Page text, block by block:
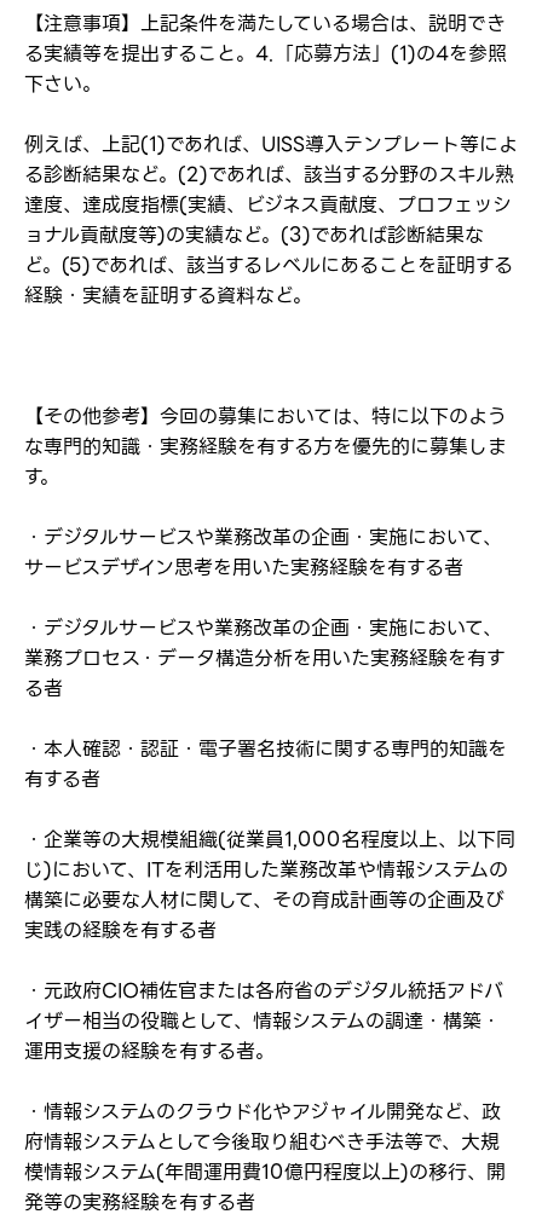
【注意事項】上記条件を満たしている場合は、説明でき
る実績等を提出すること。4.「応募方法」(1)の4を参照
下さい。
例えば、上記(1)であれば、UISS導入テンプレート等によ
る診断結果など。(2)であれば、該当する分野のスキル熟
達度、達成度指標(実績、ビジネス貢献度、プロフェッシ
ョナル貢献度等)の実績など。(3)であれば診断結果な
ど。(5)であれば、該当するレベルにあることを証明する
経験・実績を証明する資料など。
【その他参考】今回の募集においては、特に以下のよう
な専門的知識・実務経験を有する方を優先的に募集しま
す。
・デジタルサービスや業務改革の企画・実施において、
サービスデザイン思考を用いた実務経験を有する者
・デジタルサービスや業務改革の企画・実施において、
業務プロセス・データ構造分析を用いた実務経験を有す
る者
・本人確認・認証・電子署名技術に関する専門的知識を
有する者
・企業等の大規模組織(従業員1,000名程度以上、以下同
じ)において、ITを利活用した業務改革や情報システムの
構築に必要な人材に関して、その育成計画等の企画及び
実践の経験を有する者
・元政府CIO補佐官または各府省のデジタル統括アドバ
イザー相当の役職として、情報システムの調達・構築・
運用支援の経験を有する者。
・情報システムのクラウド化やアジャイル開発など、政
府情報システムとして今後取り組むべき手法等で、大規
模情報システム(年間運用費10億円程度以上)の移行、開
発等の実務経験を有する者